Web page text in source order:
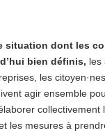
situation dont les
bien définis, les
les
agir ensemble
collectivement
les mesures à